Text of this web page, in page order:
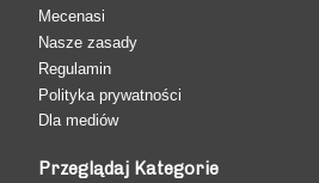
Mecenasi
Nasze zasady
Regulamin
Polityka prywatności
Dla mediów
Przeglądaj Kategorie